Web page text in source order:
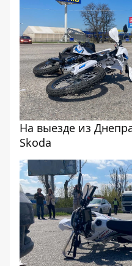
На выезде из
Skoda